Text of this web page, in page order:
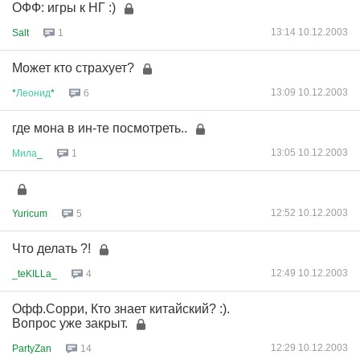
ОФФ: игры к НГ :)
Salt 1 13:14 10.12.2003
Может кто страхует?
*Леонид* 6 13:09 10.12.2003
где мона в ин-те посмотреть..
Мила 1 13:05 10.12.2003
Yuricum 5 12:52 10.12.2003
Что делать ?!
_teKILLa_ 4 12:49 10.12.2003
Офф.Сорри, Кто знает китайский? :).
Вопрос уже закрыт.
PartyZan 14 12:29 10.12.2003